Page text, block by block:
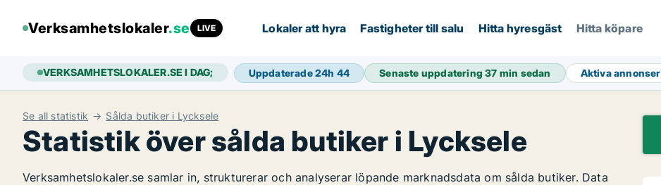
Verksamhetslokaler.se LIVE Lokaler att hyra Fastigheter till salu Hitta hyresgäst Hitta köpare
VERKSAMHETSLOKALER.SE I DAG; Uppdaterade 24h 44 Senaste uppdatering37 min sedan Aktiva annonser
Se all statistik Sålda butiker i Lycksele
Statistik över sålda butiker i Lycksele
Verksamhetslokaler.se samlar in, strukturerar och analyserar löpande marknadsdata om sålda butiker. Data